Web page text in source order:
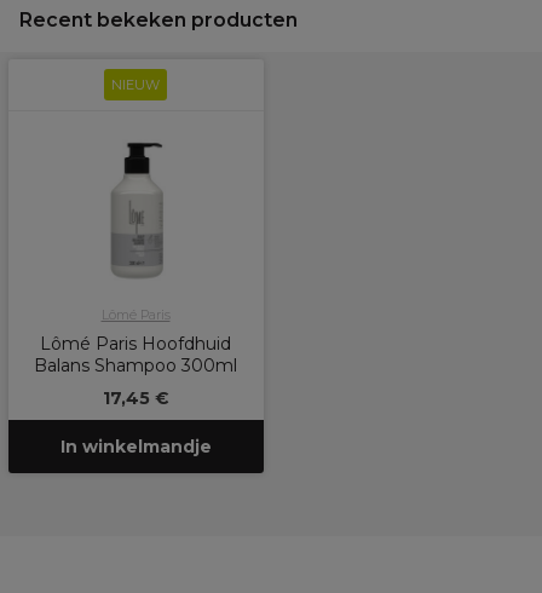
Recent bekeken producten
NIEUW
Lômé Paris
Lômé Paris Hoofdhuid
Balans Shampoo 300ml
17,45 €
In winkelmandje